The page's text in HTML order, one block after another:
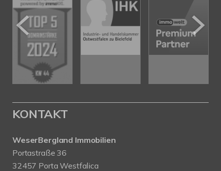
KONTAKT
WeserBergland Immobilien
Portastraße 36
32457 Porta Westfalica